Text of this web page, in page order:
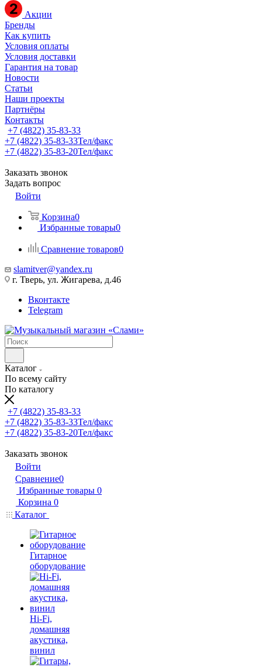
Акции
Бренды
Как купить
Условия оплаты
Условия доставки
Гарантия на товар
Новости
Статьи
Наши проекты
Партнёры
Контакты
+7 (4822) 35-83-33
+7 (4822) 35-83-33Тел/факс
+7 (4822) 35-83-20Тел/факс
Заказать звонок
Задать вопрос
Войти
Корзина0
Избранные товары0
Сравнение товаров0
slamitver@yandex.ru
г. Тверь, ул. Жигарева, д.46
Вконтакте
Telegram
Каталог
По всему сайту
По каталогу
+7 (4822) 35-83-33
+7 (4822) 35-83-33Тел/факс
+7 (4822) 35-83-20Тел/факс
Заказать звонок
Войти
Сравнение0
Избранные товары 0
Корзина 0
Каталог
Гитарное
оборудование
Hi-Fi,
домашняя
акустика,
винил